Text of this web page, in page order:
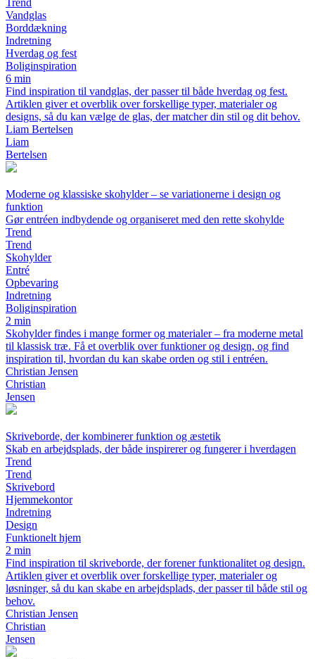
Trend
Vandglas
Borddækning
Indretning
Hverdag og fest
Boliginspiration
6 min
Find inspiration til vandglas, der passer til både hverdag og fest.
Artiklen giver et overblik over forskellige typer, materialer og
designs, så du kan vælge de glas, der matcher din stil og dit behov.
Liam Bertelsen
Liam
Bertelsen
Moderne og klassiske skohylder – se variationerne i design og
funktion
Gør entréen indbydende og organiseret med den rette skohylde
Trend
Trend
Skohylder
Entré
Opbevaring
Indretning
Boliginspiration
2 min
Skohylder findes i mange former og materialer – fra moderne metal
til klassisk træ. Få et overblik over funktioner og design, og find
inspiration til, hvordan du kan skabe orden og stil i entréen.
Christian Jensen
Christian
Jensen
Skriveborde, der kombinerer funktion og æstetik
Skab en arbejdsplads, der både inspirerer og fungerer i hverdagen
Trend
Trend
Skrivebord
Hjemmekontor
Indretning
Design
Funktionelt hjem
2 min
Find inspiration til skriveborde, der forener funktionalitet og design.
Artiklen giver et overblik over forskellige typer, materialer og
løsninger, så du kan skabe en arbejdsplads, der passer til både stil og
behov.
Christian Jensen
Christian
Jensen